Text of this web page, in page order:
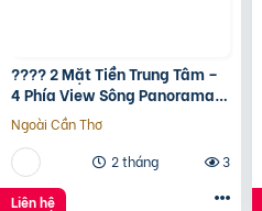
???? 2 Mặt Tiền Trung Tâm –
4 Phía View Sông Panorama
???? – Metro Ngay Trước Mặt
???? – Full Nội Thất
Ngoài Cần Thơ
2 tháng
3
Liên hệ